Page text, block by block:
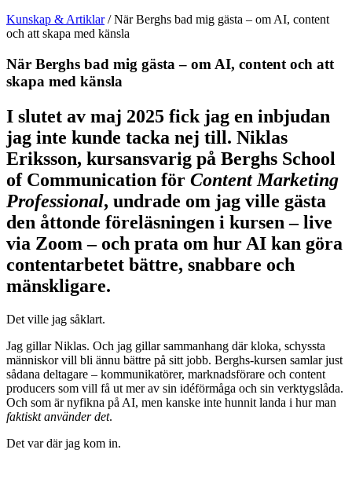
Kunskap & Artiklar/När Berghs bad mig gästa – om AI, content
och att skapa med känsla
När Berghs bad mig gästa – om AI, content och att
skapa med känsla
I slutet av maj 2025 fick jag en inbjudan
jag inte kunde tacka nej till. Niklas
Eriksson, kursansvarig på Berghs School
of Communication för Content Marketing
Professional, undrade om jag ville gästa
den åttonde föreläsningen i kursen – live
via Zoom – och prata om hur AI kan göra
contentarbetet bättre, snabbare och
mänskligare.
Det ville jag såklart.
Jag gillar Niklas. Och jag gillar sammanhang där kloka, schyssta
människor vill bli ännu bättre på sitt jobb. Berghs-kursen samlar just
sådana deltagare – kommunikatörer, marknadsförare och content
producers som vill få ut mer av sin idéförmåga och sin verktygslåda.
Och som är nyfikna på AI, men kanske inte hunnit landa i hur man
faktiskt använder det.
Det var där jag kom in.